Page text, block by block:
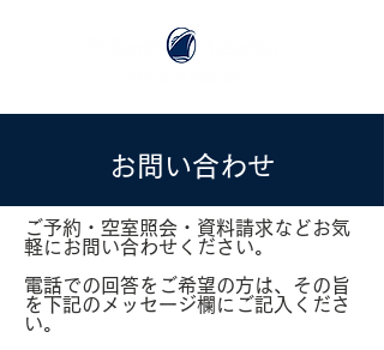
お問い合わせ
ご予約・空室照会・資料請求などお気
軽にお問い合わせください。
電話での回答をご希望の方は、その旨
を下記のメッセージ欄にご記入くださ
い。